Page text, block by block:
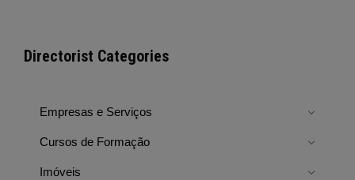
Directorist Categories
Empresas e Serviços
Cursos de Formação
Imóveis